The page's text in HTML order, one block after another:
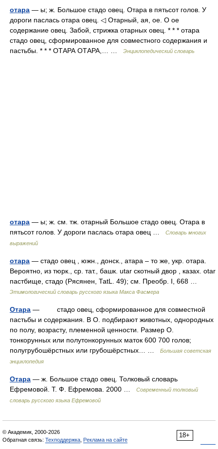
отара — ы; ж. Большое стадо овец. Отара в пятьсот голов. У
дороги паслась отара овец. ◁ Отарный, ая, ое. О ое
содержание овец. Забой, стрижка отарных овец. * * * отара
стадо овец, сформированное для совместного содержания и
пастьбы. * * * ОТАРА ОТАРА,… …
Энциклопедический словарь
отара — ы; ж. см. тж. отарный Большое стадо овец. Отара в
пятьсот голов. У дороги паслась отара овец …
Словарь многих
выражений
отара — стадо овец , южн., донск., атара – то же, укр. отара.
Вероятно, из тюрк., ср. тат., башк. utar скотный двор , казах. оtаr
пастбище, стадо (Рясянен, ТаtL. 49); см. Преобр. I, 668 …
Этимологический словарь русского языка Макса Фасмера
Отара — стадо овец, сформированное для совместной
пастьбы и содержания. В О. подбирают животных, однородных
по полу, возрасту, племенной ценности. Размер О.
тонкорунных или полутонкорунных маток 600 700 голов;
полугрубошёрстных или грубошёрстных… …
Большая советская
энциклопедия
Отара — ж. Большое стадо овец. Толковый словарь
Ефремовой. Т. Ф. Ефремова. 2000 …
Современный толковый
словарь русского языка Ефремовой
18+
© Академик, 2000-2026
Обратная связь: Техподдержка Реклама на сайте